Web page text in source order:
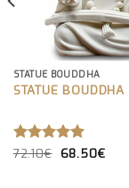
STATUE BOUDDHA
STATUE
NOTE 5.00
72.10€ LE
68.50€LE